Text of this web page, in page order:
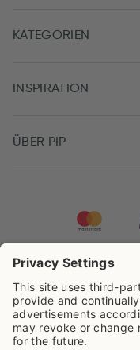
KATEGORIEN
INSPIRATION
ÜBER PIP